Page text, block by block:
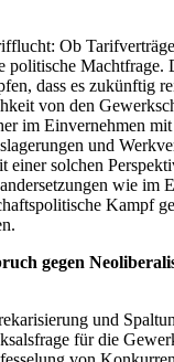
Ob
politische Machtfrage.
dass es zukünftig
von den
im Einvernehmen
und
einer solchen
wie im
Kampf
gegen
und
für die